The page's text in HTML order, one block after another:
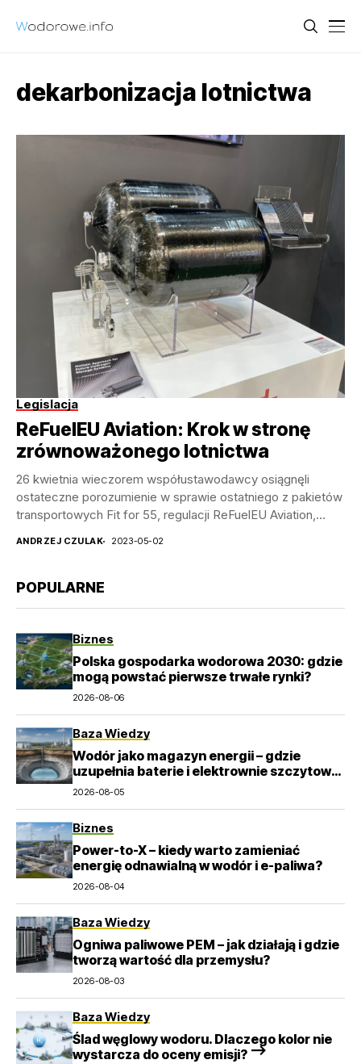
dekarbonizacja lotnictwa
Legislacja
ReFuelEU Aviation: Krok w stronę
zrównoważonego lotnictwa
26 kwietnia wieczorem współustawodawcy osiągnęli
ostateczne porozumienie w sprawie ostatniego z pakietów
transportowych Fit for 55, regulacji ReFuelEU Aviation,
ANDRZEJ CZULAK 2023-05-02
POPULARNE
Biznes
Polska gospodarka wodorowa 2030: gdzie
mogą powstać pierwsze trwałe rynki?
2026-08-06
Baza Wiedzy
Wodór jako magazyn energii – gdzie
uzupełnia baterie i elektrownie szczytowo-
pompowe?
2026-08-05
Biznes
Power-to-X – kiedy warto zamieniać
energię odnawialną w wodór i e-paliwa?
2026-08-04
Baza Wiedzy
Ogniwa paliwowe PEM – jak działają i gdzie
tworzą wartość dla przemysłu?
2026-08-03
Baza Wiedzy
Ślad węglowy wodoru. Dlaczego kolor nie
wystarcza do oceny emisji? –>